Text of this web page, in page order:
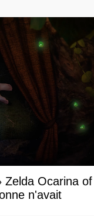
Zelda Ocarina of
n'avait